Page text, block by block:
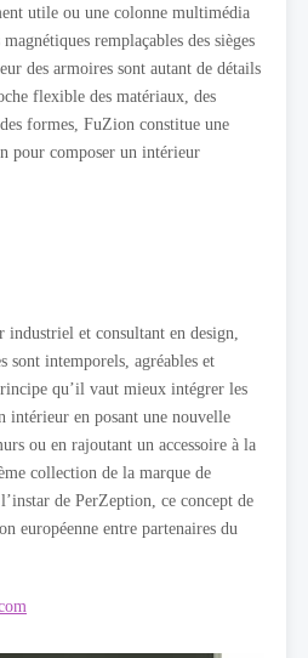
utile ou une colonne multimédia
remplaçables des sièges
des armoires sont autant de détails
flexible des matériaux, des
formes, FuZion constitue une
pour composer un intérieur
industriel et consultant en design,
sont intemporels, agréables et
qu’il vaut mieux intégrer les
intérieur en posant une nouvelle
ou en rajoutant un accessoire à la
collection de la marque de
de PerZeption, ce concept de
européenne entre partenaires du